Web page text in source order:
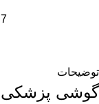
7 روز ضمانت بازگشت وجه
توضیحات